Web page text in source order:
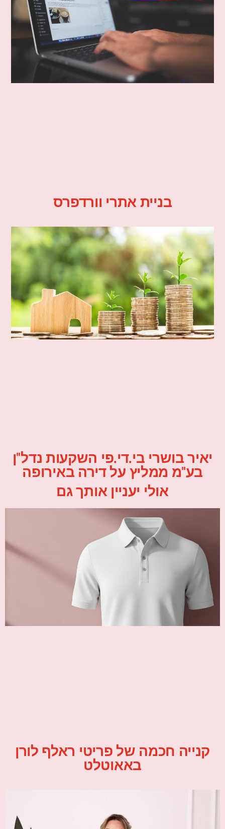
בניית אתרי וורדפרס
יאיר בושרי בי.די.פי השקעות נדל"ן
בע"מ ממליץ על דירה באירופה
אולי יעניין אותך גם
קנייה חכמה של פריטי ראלף לורן
באאוטלט